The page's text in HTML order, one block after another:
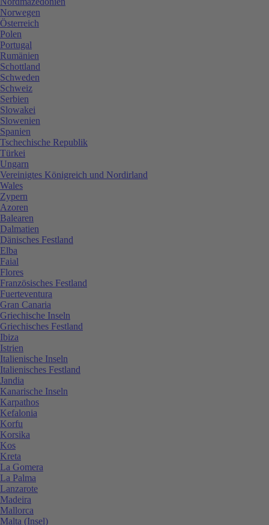
Norwegen
Österreich
Polen
Portugal
Rumänien
Schottland
Schweden
Schweiz
Serbien
Slowakei
Slowenien
Spanien
Tschechische Republik
Türkei
Ungarn
Vereinigtes Königreich und Nordirland
Wales
Zypern
Azoren
Balearen
Dalmatien
Dänisches Festland
Elba
Faial
Flores
Französisches Festland
Fuerteventura
Gran Canaria
Griechische Inseln
Griechisches Festland
Ibiza
Istrien
Italienische Inseln
Italienisches Festland
Jandia
Kanarische Inseln
Karpathos
Kefalonia
Korfu
Korsika
Kos
Kreta
La Gomera
La Palma
Lanzarote
Madeira
Mallorca
Malta (Insel)